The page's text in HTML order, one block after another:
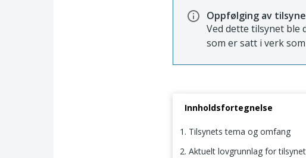
Oppfølging av
Ved dette tilsynet ble
som er satt i verk
Innholdsfortegnelse
1. Tilsynets tema og omfang
2. Aktuelt lovgrunnlag for tilsynet